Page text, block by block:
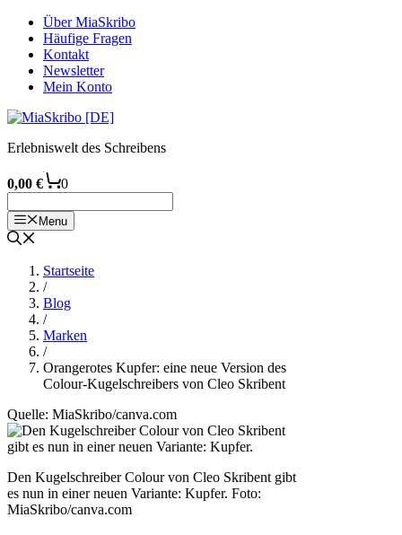
Zum
Inhalt
springen
Über MiaSkribo
Häufige Fragen
Kontakt
Newsletter
Mein Konto
Erlebniswelt des Schreibens
0,00 € 0
Menu
Startseite
/
Blog
/
Marken
/
Orangerotes Kupfer: eine neue Version des
Colour-Kugelschreibers von Cleo Skribent
Quelle: MiaSkribo/canva.com
Den Kugelschreiber Colour von Cleo Skribent gibt
es nun in einer neuen Variante: Kupfer. Foto:
MiaSkribo/canva.com